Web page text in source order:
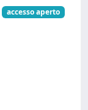
accesso aperto